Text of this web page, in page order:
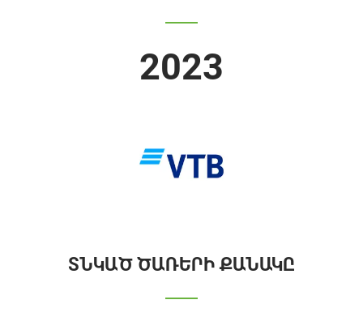
2023
ՏՆԿԱԾ ԾԱՌԵՐԻ ՔԱՆԱԿԸ